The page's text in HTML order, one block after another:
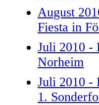
August
Fiesta in
Juli 2010 -
Norheim
Juli 2010 -
1.